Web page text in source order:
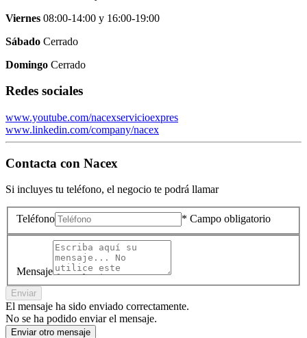
Viernes 08:00-14:00 y 16:00-19:00
Sábado Cerrado
Domingo Cerrado
Redes sociales
www.youtube.com/nacexservicioexpres
www.linkedin.com/company/nacex
Contacta con Nacex
Si incluyes tu teléfono, el negocio te podrá llamar
Teléfono * Campo obligatorio
Mensaje
Enviar
El mensaje ha sido enviado correctamente.
No se ha podido enviar el mensaje.
Enviar otro mensaje